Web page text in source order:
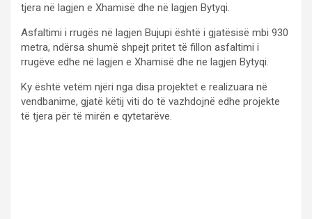
tjera në lagjen e Xhamisë dhe në lagjen Bytyqi.
Asfaltimi i rrugës në lagjen Bujupi është i gjatësisë mbi 930
metra, ndërsa shumë shpejt pritet të fillon asfaltimi i
rrugëve edhe në lagjen e Xhamisë dhe ne lagjen Bytyqi.
Ky është vetëm njëri nga disa projektet e realizuara në
vendbanime, gjatë këtij viti do të vazhdojnë edhe projekte
të tjera për të mirën e qytetarëve.